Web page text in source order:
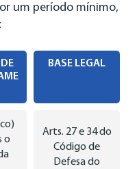
um período mínimo,
BASE LEGAL
o
Arts. 27 e 34 do
Código de
Defesa do